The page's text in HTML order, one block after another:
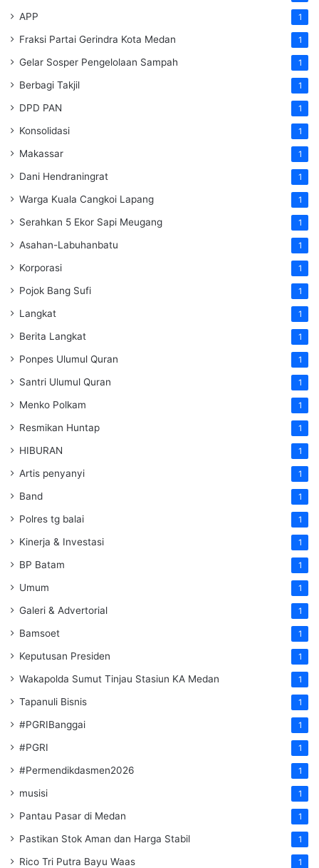
APP 1
Fraksi Partai Gerindra Kota Medan 1
Gelar Sosper Pengelolaan Sampah 1
Berbagi Takjil 1
DPD PAN 1
Konsolidasi 1
Makassar 1
Dani Hendraningrat 1
Warga Kuala Cangkoi Lapang 1
Serahkan 5 Ekor Sapi Meugang 1
Asahan-Labuhanbatu 1
Korporasi 1
Pojok Bang Sufi 1
Langkat 1
Berita Langkat 1
Ponpes Ulumul Quran 1
Santri Ulumul Quran 1
Menko Polkam 1
Resmikan Huntap 1
HIBURAN 1
Artis penyanyi 1
Band 1
Polres tg balai 1
Kinerja & Investasi 1
BP Batam 1
Umum 1
Galeri & Advertorial 1
Bamsoet 1
Keputusan Presiden 1
Wakapolda Sumut Tinjau Stasiun KA Medan 1
Tapanuli Bisnis 1
#PGRIBanggai 1
#PGRI 1
#Permendikdasmen2026 1
musisi 1
Pantau Pasar di Medan 1
Pastikan Stok Aman dan Harga Stabil 1
Rico Tri Putra Bayu Waas 1